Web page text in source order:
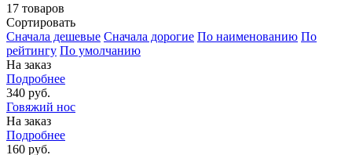
17 товаров
Сортировать
Cначала дешевые Cначала дорогие По наименованию По
рейтингу По умолчанию
На заказ
Подробнее
340 руб.
Говяжий нос
На заказ
Подробнее
160 руб.